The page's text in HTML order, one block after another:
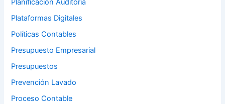
Planificación Auditoría
Plataformas Digitales
Políticas Contables
Presupuesto Empresarial
Presupuestos
Prevención Lavado
Proceso Contable